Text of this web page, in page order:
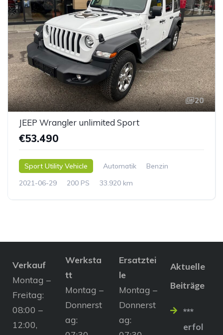
20
JEEP Wrangler unlimited Sport
€53.490
Sport Utility Vehicle Automatik
Benzin
2021-06-29
200 PS 33.920 km
Verkauf
Montag –
Freitag:
08:00 –
12:00,
Werksta
tt
Montag –
Donnerst
ag:
Ersatztei
le
Montag –
Donnerst
ag:
Aktuelle
Beiträge
***
erfol